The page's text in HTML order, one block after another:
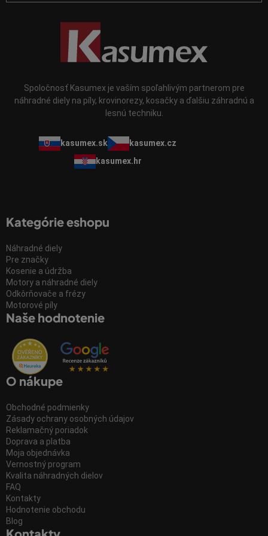
Spoločnosť Kasumex je vaším spoľahlivým partnerom pre
náhradné diely na píly, krovinorezy, kosačky a ďalšiu záhradnú a
lesnú techniku.
kasumex.sk
kasumex.cz
kasumex.hr
Kategórie eshopu
Náhradné diely
Pre značky
Kosenie a údržba
Motory a náhradné diely
Odkôrňovače a frézy
Motorové píly
Naše hodnotenie
O nákupe
Obchodné podmienky
Zásady ochrany osobných údajov
Reklamačný poriadok
Doprava a platba
Moja objednávka
Vernostný program
Kvalita náhradných dielov
FAQ
Kontakty
Hodnotenie obchodu
Blog